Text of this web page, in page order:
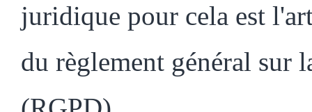
juridique pour cela est
du règlement général sur